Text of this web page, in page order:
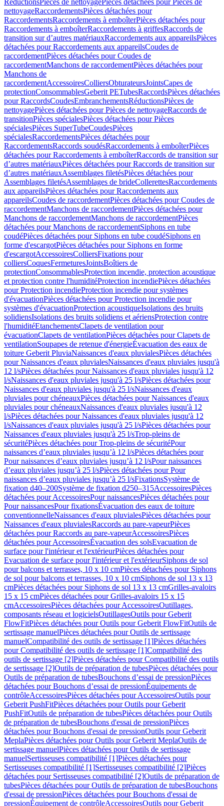
RéductionsPièces de nettoyagePièces détachées pour Pièces de
nettoyageRaccordementsPièces détachées pour
RaccordementsRaccordements à emboîterPièces détachées pour
Raccordements à emboîterRaccordements à griffesRaccords de
transition sur d’autres matériauxRaccordements aux appareilsPièces
détachées pour Raccordements aux appareilsCoudes de
raccordementPièces détachées pour Coudes de
raccordementManchons de raccordementPièces détachées pour
Manchons de
raccordementAccessoiresColliersObturateursJointsCapes de
protectionConsommablesGeberit PETubesRaccordsPièces détachées
pour RaccordsCoudesEmbranchementsRéductionsPièces de
nettoyagePièces détachées pour Pièces de nettoyageRaccords de
transitionPièces spécialesPièces détachées pour Pièces
spécialesPièces SuperTubeCoudesPièces
spécialesRaccordementsPièces détachées pour
RaccordementsRaccords soudésRaccordements à emboîterPièces
détachées pour Raccordements à emboîterRaccords de transition sur
d’autres matériauxPièces détachées pour Raccords de transition sur
d’autres matériauxAssemblages filetésPièces détachées pour
Assemblages filetésAssemblages de brideCollerettesRaccordements
aux appareilsPièces détachées pour Raccordements aux
appareilsCoudes de raccordementPièces détachées pour Coudes de
raccordementManchons de raccordementPièces détachées pour
Manchons de raccordementManchons de raccordementPièces
détachées pour Manchons de raccordementSiphons en tube
coudéPièces détachées pour Siphons en tube coudéSiphons en
forme d'escargotPièces détachées pour Siphons en forme
d'escargotAccessoiresColliersFixations pour
colliersCoquesFermeturesJointsBoîtiers de
protectionConsommablesProtection incendie, protection acoustique
et protection contre l'humiditéProtection incendiePièces détachées
pour Protection incendieProtection incendie pour systèmes
d'évacuationPièces détachées pour Protection incendie pour
systèmes d'évacuationProtection acoustiqueIsolations des bruits
solidiensIsolations des bruits solidiens et aériensProtection contre
l'humiditéEtanchementsClapets de ventilation pour
évacuationClapets de ventilationPièces détachées pour Clapets de
ventilationSoupapes de retenue d'énergieÉvacuation des eaux de
toiture Geberit PluviaNaissances d'eaux pluvialesPièces détachées
pour Naissances d'eaux pluvialesNaissances d'eaux pluviales jusqu'à
12 l/sPièces détachées pour Naissances d'eaux pluviales jusqu'à 12
l/sNaissances d'eaux pluviales jusqu'à 25 l/sPièces détachées pour
Naissances d'eaux pluviales jusqu'à 25 l/sNaissances d'eaux
pluviales pour chéneauxPièces détachées pour Naissances d'eaux
pluviales pour chéneauxNaissances d'eaux pluviales jusqu'à 12
l/sPièces détachées pour Naissances d'eaux pluviales jusqu'à 12
l/sNaissances d'eaux pluviales jusqu'à 25 l/sPièces détachées pour
Naissances d'eaux pluviales jusqu'à 25 l/sTrop-pleins de
sécuritéPièces détachées pour Trop-pleins de sécuritéPour
naissances d’eaux pluviales jusqu’à 12 l/sPièces détachées pour
Pour naissances d’eaux pluviales jusqu’à 12 l/sPour naissances
d’eaux pluviales jusqu’à 25 l/sPièces détachées pour Pour
naissances d’eaux pluviales jusqu’à 25 l/sFixationsSystème de
fixation d40–200Système de fixation d250–315AccessoiresPièces
détachées pour AccessoiresPour naissancesPièces détachées pour
Pour naissancesPour fixationsÉvacuation des eaux de toiture
conventionnelleNaissances d'eaux pluvialesPièces détachées pour
Naissances d'eaux pluvialesRaccords au pare-vapeurPièces
détachées pour Raccords au pare-vapeurAccessoiresPièces
détachées pour AccessoiresÉvacuation des solsEvacuation de
surface pour l'intérieur et l'extérieurPièces détachées pour
Evacuation de surface pour l'intérieur et l'extérieurSiphons de sol
pour balcons et terrasses, 10 x 10 cmPièces détachées pour Siphons
de sol pour balcons et terrasses, 10 x 10 cmSiphons de sol 13 x 13
cmPièces détachées pour Siphons de sol 13 x 13 cmGrilles-avaloirs
15 x 15 cmPièces détachées pour Grilles-avaloirs 15 x 15
cmAccessoiresPièces détachées pour AccessoiresOutillages,
composants réseau et logicielsOutillagesOutils pour Geberit
FlowFitPièces détachées pour Outils pour Geberit FlowFitOutils de
sertissage manuelPièces détachées pour Outils de sertissage
manuelCompatibilité des outils de sertissage [1]Pièces détachées
pour Compatibilité des outils de sertissage [1]Compatibilité des
outils de sertissage [2]Pièces détachées pour Compatibilité des outils
de sertissage [2]Outils de préparation de tubesPièces détachées pour
Outils de préparation de tubesBouchons d’essai de pressionPièces
détachées pour Bouchons d’essai de pressionÉquipements de
contrôleAccessoiresPièces détachées pour AccessoiresOutils pour
Geberit PushFitPièces détachées pour Outils pour Geberit
PushFitOutils de préparation de tubesPièces détachées pour Outils
de préparation de tubesBouchons d'essai de pressionPièces
détachées pour Bouchons d'essai de pressionOutils pour Geberit
MeplaPièces détachées pour Outils pour Geberit MeplaOutils de
sertissage manuelPièces détachées pour Outils de sertissage
manuelSertisseuses compatibilité [1]Pièces détachées pour
Sertisseuses compatibilité [1]Sertisseuses compatibilité [2]Pièces
détachées pour Sertisseuses compatibilité [2]Outils de préparation de
tubesPièces détachées pour Outils de préparation de tubesBouchons
d'essai de pressionPièces détachées pour Bouchons d'essai de
pressionÉquipement de contrôleAccessoiresOutils pour Geberit